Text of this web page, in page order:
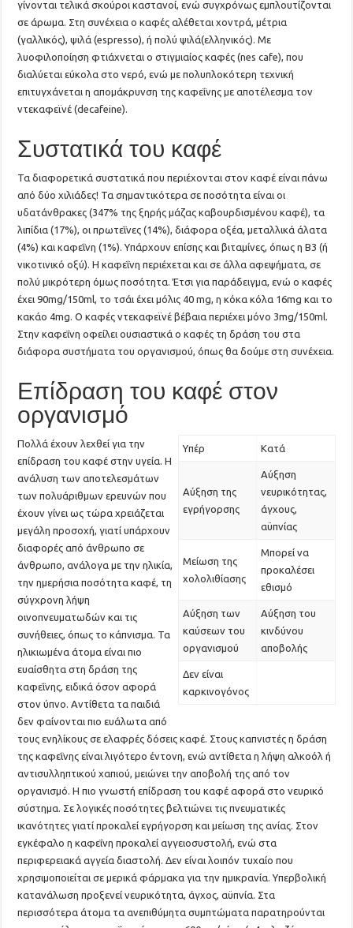
γίνονται τελικά σκούροι καστανοί, ενώ συγχρόνως εμπλουτίζονται
σε άρωμα. Στη συνέχεια ο καφές αλέθεται χοντρά, μέτρια
(γαλλικός), ψιλά (espresso), ή πολύ ψιλά(ελληνικός). Με
λυοφιλοποίηση φτιάχνεται ο στιγμιαίος καφές (nes cafe), που
διαλύεται εύκολα στο νερό, ενώ με πολυπλοκότερη τεχνική
επιτυγχάνεται η απομάκρυνση της καφεΐνης με αποτέλεσμα τον
ντεκαφεϊνέ (decafeine).
Συστατικά του καφέ
Τα διαφορετικά συστατικά που περιέχονται στον καφέ είναι πάνω
από δύο χιλιάδες! Τα σημαντικότερα σε ποσότητα είναι οι
υδατάνθρακες (347% της ξηρής μάζας καβουρδισμένου καφέ), τα
λιπίδια (17%), οι πρωτεΐνες (14%), διάφορα οξέα, μεταλλικά άλατα
(4%) και καφεΐνη (1%). Υπάρχουν επίσης και βιταμίνες, όπως η Β3 (ή
νικοτινικό οξύ). Η καφεΐνη περιέχεται και σε άλλα αφεψήματα, σε
πολύ μικρότερη όμως ποσότητα. Έτσι για παράδειγμα, ενώ ο καφές
έχει 90mg/150ml, το τσάι έχει μόλις 40 mg, η κόκα κόλα 16mg και το
κακάο 4mg. Ο καφές ντεκαφεϊνέ βέβαια περιέχει μόνο 3mg/150ml.
Στην καφεΐνη οφείλει ουσιαστικά ο καφές τη δράση του στα
διάφορα συστήματα του οργανισμού, όπως θα δούμε στη συνέχεια.
Επίδραση του καφέ στον
οργανισμό
Υπέρ Κατά
Αύξηση της
εγρήγορσης
Αύξηση
νευρικότητας,
άγχους,
αϋπνίας
Μείωση της
χολολιθίασης
Μπορεί να
προκαλέσει
εθισμό
Αύξηση των
καύσεων του
οργανισμού
Αύξηση του
κινδύνου
αποβολής
Δεν είναι
καρκινογόνος
Πολλά έχουν λεχθεί για την
επίδραση του καφέ στην υγεία. Η
ανάλυση των αποτελεσμάτων
των πολυάριθμων ερευνών που
έχουν γίνει ως τώρα χρειάζεται
μεγάλη προσοχή, γιατί υπάρχουν
διαφορές από άνθρωπο σε
άνθρωπο, ανάλογα με την ηλικία,
την ημερήσια ποσότητα καφέ, τη
σύγχρονη λήψη
οινοπνευματωδών και τις
συνήθειες, όπως το κάπνισμα. Τα
ηλικιωμένα άτομα είναι πιο
ευαίσθητα στη δράση της
καφεΐνης, ειδικά όσον αφορά
στον ύπνο. Αντίθετα τα παιδιά
δεν φαίνονται πιο ευάλωτα από
τους ενηλίκους σε ελαφρές δόσεις καφέ. Στους καπνιστές η δράση
της καφεΐνης είναι λιγότερο έντονη, ενώ αντίθετα η λήψη αλκοόλ ή
αντισυλληπτικού χαπιού, μειώνει την αποβολή της από τον
οργανισμό. Η πιο γνωστή επίδραση του καφέ αφορά στο νευρικό
σύστημα. Σε λογικές ποσότητες βελτιώνει τις πνευματικές
ικανότητες γιατί προκαλεί εγρήγορση και μείωση της ανίας. Στον
εγκέφαλο η καφεΐνη προκαλεί αγγειοσυστολή, ενώ στα
περιφερειακά αγγεία διαστολή. Δεν είναι λοιπόν τυχαίο που
χρησιμοποιείται σε μερικά φάρμακα για την ημικρανία. Υπερβολική
κατανάλωση προξενεί νευρικότητα, άγχος, αϋπνία. Στα
περισσότερα άτομα τα ανεπιθύμητα συμπτώματα παρατηρούνται